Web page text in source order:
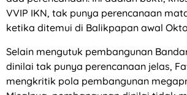
VVIP IKN, tak punya perencanaan
ketika ditemui di Balikpapan awal
Selain mengutuk pembangunan
dinilai tak punya perencanaan jelas,
mengkritik pola pembangunan